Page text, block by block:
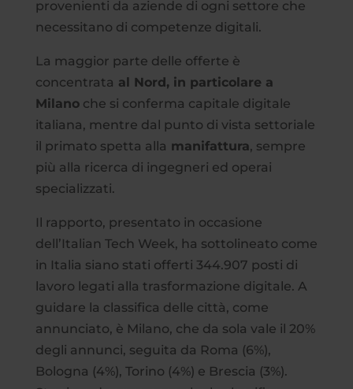
provenienti da aziende di ogni settore che
necessitano di competenze digitali.
La maggior parte delle offerte è
concentrata al Nord, in particolare a
Milanoche si conferma capitale digitale
italiana, mentre dal punto di vista settoriale
il primato spetta alla manifattura, sempre
più alla ricerca di ingegneri ed operai
specializzati.
Il rapporto, presentato in occasione
dell’Italian Tech Week, ha sottolineato come
in Italia siano stati offerti 344.907 posti di
lavoro legati alla trasformazione digitale. A
guidare la classifica delle città, come
annunciato, è Milano, che da sola vale il 20%
degli annunci, seguita da Roma (6%),
Bologna (4%), Torino (4%) e Brescia (3%).